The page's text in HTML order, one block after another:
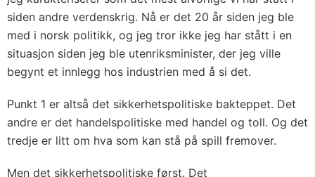
siden andre verdenskrig. Nå er det 20 år siden jeg ble
med i norsk politikk, og jeg tror ikke jeg har stått i en
situasjon siden jeg ble utenriksminister, der jeg ville
begynt et innlegg hos industrien med å si det.
Punkt 1 er altså det sikkerhetspolitiske bakteppet. Det
andre er det handelspolitiske med handel og toll. Og det
tredje er litt om hva som kan stå på spill fremover.
Men det sikkerhetspolitiske først. Det